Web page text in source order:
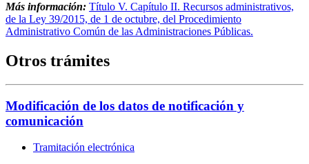
Más información: Título V. Capítulo II. Recursos administrativos,
de la Ley 39/2015, de 1 de octubre, del Procedimiento
Administrativo Común de las Administraciones Públicas.
Otros trámites
Modificación de los datos de notificación y
comunicación
Tramitación electrónica